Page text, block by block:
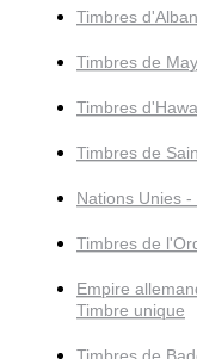
Timbres
Timbres de
Timbres
Timbres de
Nations Unies
Timbres de
Empire
Timbre unique
Timbres de